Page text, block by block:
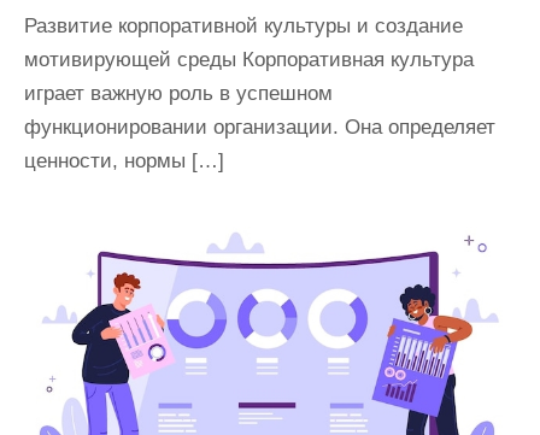
Развитие корпоративной культуры и создание
мотивирующей среды Корпоративная культура
играет важную роль в успешном
функционировании организации. Она определяет
ценности, нормы […]